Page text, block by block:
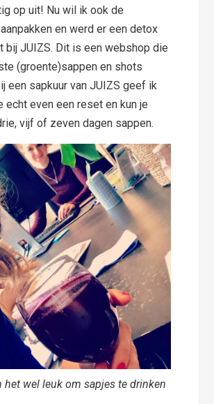
op uit! Nu wil ik ook de
en werd er een detox
bij JUIZS. Dit is een webshop die
(groente)sappen en shots
een sapkuur van JUIZS geef ik
echt even een reset en kun je
vijf of zeven dagen sappen.
het wel leuk om sapjes te drinken